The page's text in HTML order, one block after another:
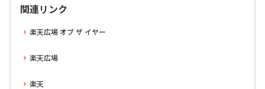
関連リンク
楽天広場 オブ ザ イヤー
楽天広場
楽天